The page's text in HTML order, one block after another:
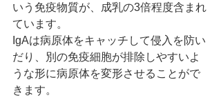
いう免疫物質が、成乳の3倍程度含まれ
ています。
IgAは病原体をキャッチして侵入を防い
だり、別の免疫細胞が排除しやすいよ
うな形に病原体を変形させることがで
きます。